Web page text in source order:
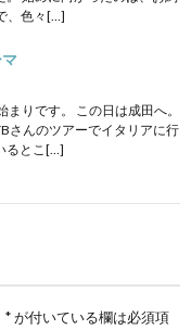
、色々[…]
りです。 この日は成田へ。
さんのツアーでイタリアに行
るとこ[…]
*が付いている欄は必須項